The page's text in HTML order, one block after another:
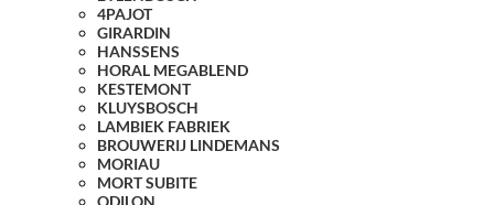
4PAJOT
GIRARDIN
HANSSENS
HORAL MEGABLEND
KESTEMONT
KLUYSBOSCH
LAMBIEK FABRIEK
BROUWERIJ LINDEMANS
MORIAU
MORT SUBITE
ODILON